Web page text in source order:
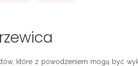
które z powodzeniem mogą być